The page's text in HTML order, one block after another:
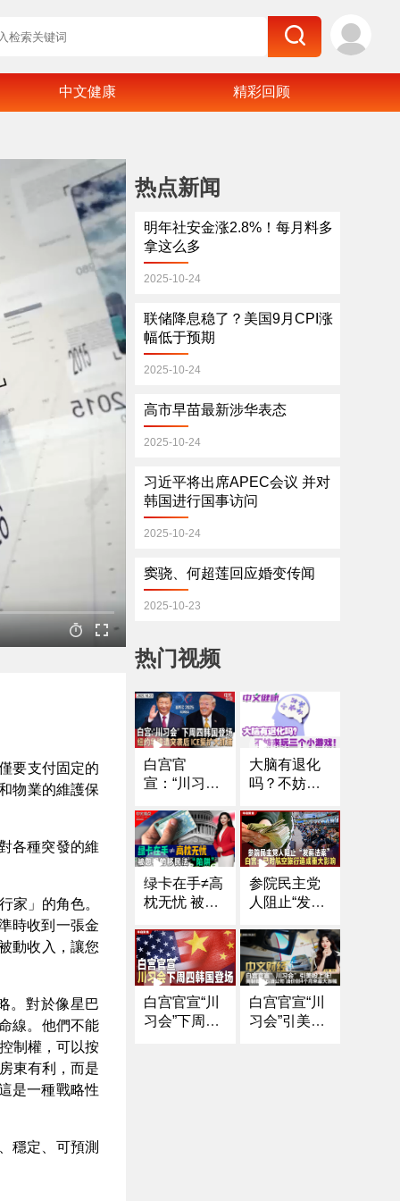
中文健康 精彩回顾
要支付固定的
物業的維護保
各種突發的維
家」的角色。
時收到一張金
動收入，讓您
。對於像星巴
線。 他們不能
制權，可以按
東有利，而是
是一種戰略性
穩定、可預測
热点新闻
明年社安金涨2.8%！每月料多
拿这么多
2025-10-24
联储降息稳了？美国9月CPI涨
幅低于预期
2025-10-24
高市早苗最新涉华表态
2025-10-24
习近平将出席APEC会议 并对
韩国进行国事访问
2025-10-24
窦骁、何超莲回应婚变传闻
2025-10-23
热门视频
白宫官
宣：“川习
国登场｜美
债创纪录 首
破$38万亿大
关！政府停
摆恐加剧危
机｜纽约华
埠突袭引爆
对峙 ICE誓
扩大逮捕｜
川普赦免币
安创始人赵
长鹏｜NBA
大脑有退化
吗？不妨来
戏！
绿卡在手≠高
枕无忧 被忽
法“陷阱”；地
址变更、长
期离境的“时
间红线”；哪
些常见行为
参院民主党
人阻止“发薪
已对航空旅
行造成重大
影响
白宫官宣“川
习会”下周四
白宫官宣“川
习会”引美股